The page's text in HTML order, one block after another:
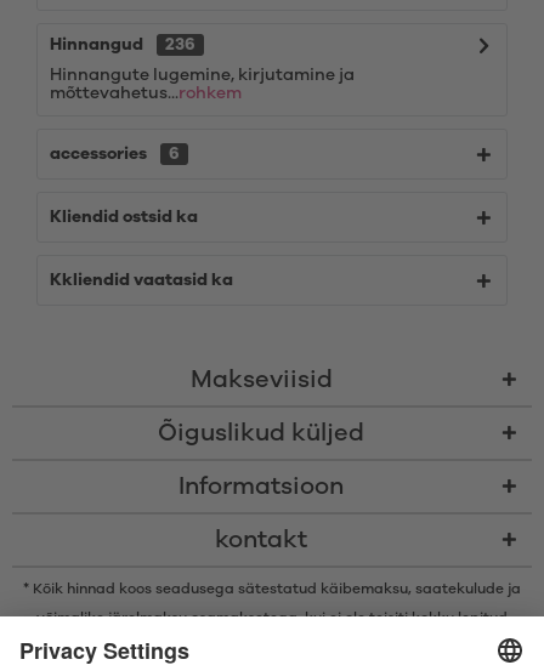
Hinnangud
236
Hinnangute lugemine, kirjutamine ja
mõttevahetus...rohkem
accessories 6
Kliendid ostsid ka
Kkliendid vaatasid ka
Makseviisid
Õiguslikud küljed
Informatsioon
kontakt
* Kõik hinnad koos seadusega sätestatud käibemaksu, saatekulude ja
võimalike järelmaksu osamaksetega, kui ei ole teisiti kokku lepitud
* Bluetooth®-i sõnamärk ja logod on ettevõtte Bluetooth SIG, Inc.